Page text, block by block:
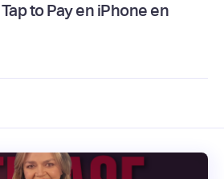
to Pay en iPhone en